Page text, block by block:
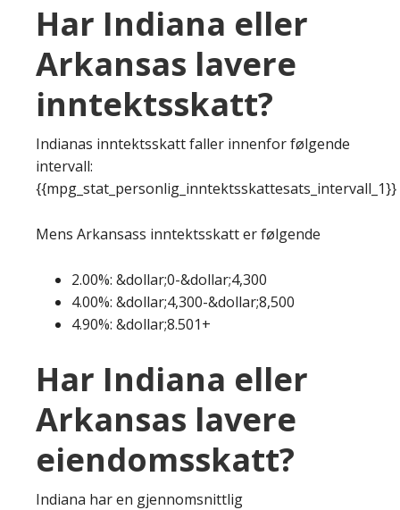
Har Indiana eller
Arkansas lavere
inntektsskatt?
Indianas inntektsskatt faller innenfor følgende
intervall:
{{mpg_stat_personlig_inntektsskattesats_intervall_1}}
Mens Arkansass inntektsskatt er følgende
2.00%: &dollar;0-&dollar;4,300
4.00%: &dollar;4,300-&dollar;8,500
4.90%: &dollar;8.501+
Har Indiana eller
Arkansas lavere
eiendomsskatt?
Indiana har en gjennomsnittlig